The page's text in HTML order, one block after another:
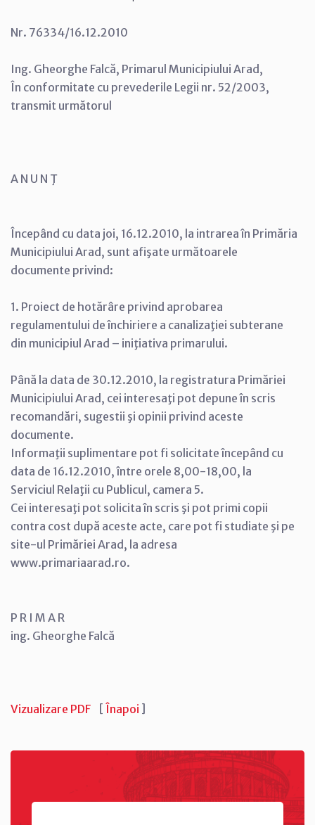
Nr. 76334/16.12.2010
Ing. Gheorghe Falcă, Primarul Municipiului Arad,
În conformitate cu prevederile Legii nr. 52/2003,
transmit următorul
A N U N Ţ
Începând cu data joi, 16.12.2010, la intrarea în Primăria
Municipiului Arad, sunt afişate următoarele
documente privind:
1. Proiect de hotărâre privind aprobarea
regulamentului de închiriere a canalizaţiei subterane
din municipiul Arad – iniţiativa primarului.
Până la data de 30.12.2010, la registratura Primăriei
Municipiului Arad, cei interesaţi pot depune în scris
recomandări, sugestii şi opinii privind aceste
documente.
Informaţii suplimentare pot fi solicitate începând cu
data de 16.12.2010, între orele 8,00-18,00, la
Serviciul Relaţii cu Publicul, camera 5.
Cei interesaţi pot solicita în scris şi pot primi copii
contra cost după aceste acte, care pot fi studiate şi pe
site-ul Primăriei Arad, la adresa
www.primariaarad.ro.
P R I M A R
ing. Gheorghe Falcă
Vizualizare PDF [ Înapoi ]